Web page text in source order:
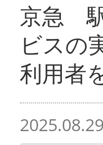
京急
ビスの
利用者
2025.08.29